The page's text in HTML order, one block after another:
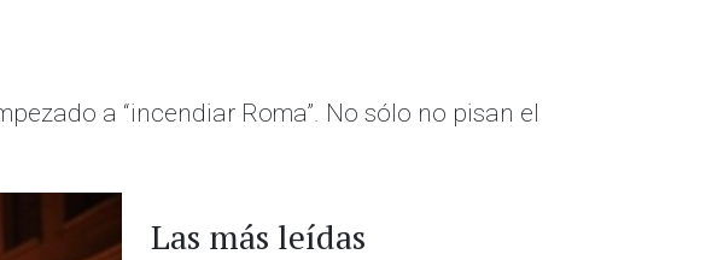
a “incendiar Roma”. No sólo no pisan el
Las más leídas